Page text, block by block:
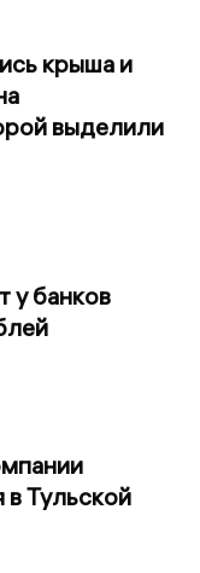
крыша и
выделили
у банков
Тульской